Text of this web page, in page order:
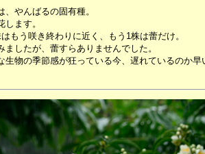
やんばるの固有種。
ます。
もう咲き終わりに近く、もう1株は蕾だけ。
したが、蕾すらありませんでした。
生物の季節感が狂っている今、遅れているのか